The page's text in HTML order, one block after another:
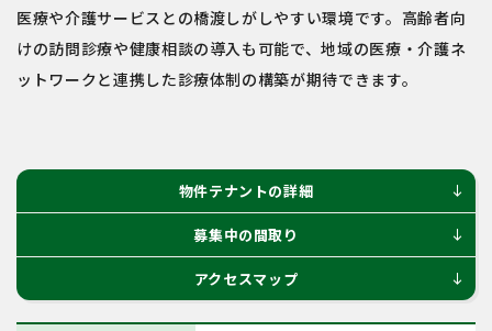
医療や介護サービスとの橋渡しがしやすい環境です。高齢者向
けの訪問診療や健康相談の導入も可能で、地域の医療・介護ネ
ットワークと連携した診療体制の構築が期待できます。
物件テナントの詳細 south
募集中の間取り south
アクセスマップ south